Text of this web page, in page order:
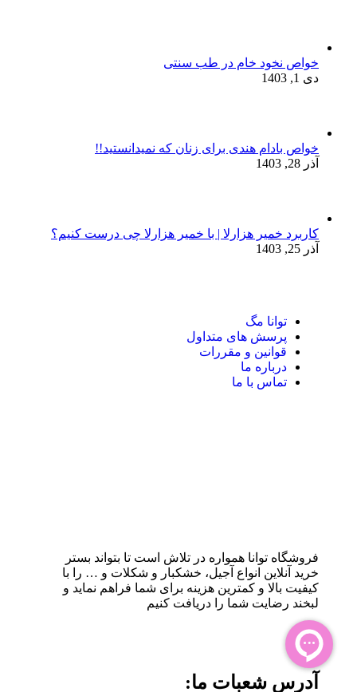
خواص نخود خام در طب سنتی
دی 1, 1403
خواص بادام هندی برای زنان که نمیدانستید!!
آذر 28, 1403
کاربرد خمیر هزارلا | با خمیر هزارلا چی درست کنیم؟
آذر 25, 1403
توانا مگ
پرسش های متداول
قوانین و مقررات
درباره ما
تماس با ما
فروشگاه توانا همواره در تلاش است تا بتواند بستر
خرید آنلاین انواع آجیل، خشکبار و شکلات و … را با
کیفیت بالا و کمترین هزینه برای شما فراهم نماید و
لبخند رضایت شما را دریافت کنیم
آدرس شعبات ما: